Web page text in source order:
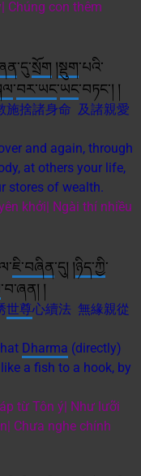
Chúng con thêm
་དུ་སྲོག །སྡུག་པའི་
་བར་ཡང་ཡང་བཏང༌། །
施捨諸身命 及諸親愛
and again, through
at others your life,
stores of wealth.
khởi| Ngài thí nhiều
ཇི་བཞིན་དུ། །ཉིད་ཀྱི་
་བ་ཞན། །
世尊心續法 無緣親從
Dharma (directly)
a fish to a hook, by
từ Tôn ý| Như lưỡi
Chưa nghe chính